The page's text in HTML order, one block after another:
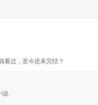
看过，至今还未完结？
说